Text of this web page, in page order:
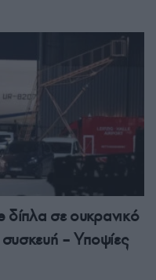
δίπλα σε ουκρανικό
– Υποψίες